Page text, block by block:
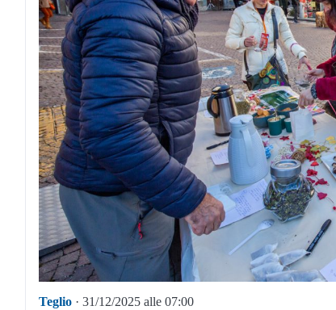
Teglio · 31/12/2025 alle 07:00